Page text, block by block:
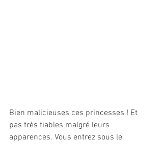
Bien malicieuses ces princesses ! Et
pas très fiables malgré leurs
apparences. Vous entrez sous le